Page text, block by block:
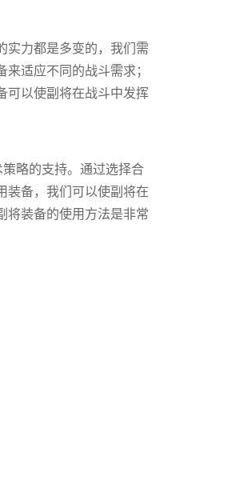
实力都是多变的，我们需
适应不同的战斗需求；
可以使副将在战斗中发挥
略的支持。通过选择合
装备，我们可以使副将在
将装备的使用方法是非常